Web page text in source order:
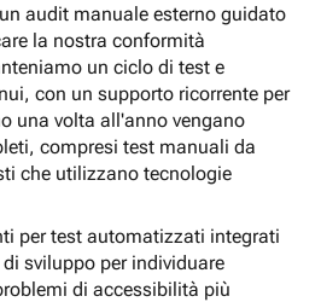
audit manuale esterno guidato
la nostra conformità
un ciclo di test e
con un supporto ricorrente per
una volta all'anno vengano
compresi test manuali da
che utilizzano tecnologie
per test automatizzati integrati
sviluppo per individuare
di accessibilità più